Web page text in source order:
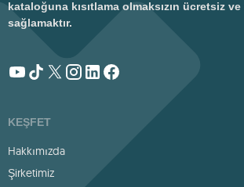
kataloğuna kısıtlama olmaksızın ücretsiz ve
sağlamaktır.
KEŞFET
Hakkımızda
Şirketimiz